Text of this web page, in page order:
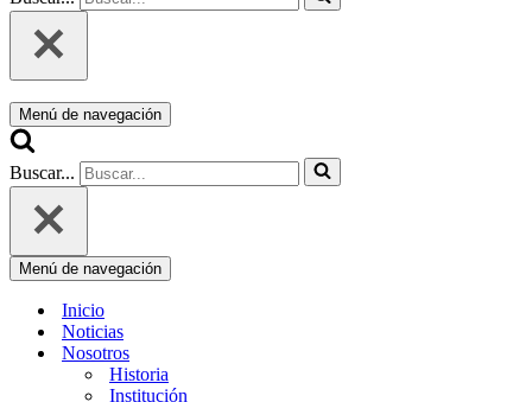
Menú de navegación
Buscar...
Menú de navegación
Inicio
Noticias
Nosotros
Historia
Institución